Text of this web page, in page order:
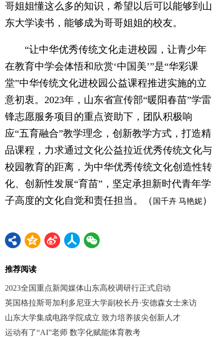
哥姐姐懂这么多的知识，希望以后可以能够到山
东大学读书，能够成为哥哥姐姐的校友。
“让中华优秀传统文化走进校园，让青少年
在教育中学会体悟和欣赏‘中国美’”是“华彩课
堂”中华传统文化进校园公益课程推进实施的立
意初衷。2023年，山东省宣传部“暖阳春苗”学雷
锋志愿服务项目的重点资助下，团队积极响
应“五育融合”教学理念，创新教学方式，打造精
品课程，力求通过文化公益拉近优秀传统文化与
校园教育的距离，为中华优秀传统文化创造性转
化、创新性发展“育苗”，坚定承担新时代青年学
子高度的文化自觉和责任担当。（ 国千卉 马艳妮）
推荐阅读
2023全国重点新闻媒体山东高校调研行正式启动
英国格拉斯哥加利多尼亚大学副校长丹·安德森女士来访
山东大学集成电路学院成立 致力培养拔尖创新人才
运动有了“AI”老师 数字化赋能体育教考